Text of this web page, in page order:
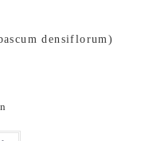
densiflorum)